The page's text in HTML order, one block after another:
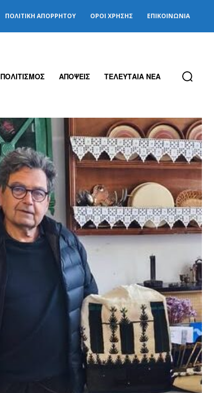
ΠΟΛΙΤΙΚΉ ΑΠΟΡΡΉΤΟΥ ΌΡΟΙ ΧΡΉΣΗΣ ΕΠΙΚΟΙΝΩΝΊΑ
ΠΟΛΙΤΙΣΜΟΣ ΑΠΟΨΕΙΣ ΤΕΛΕΥΤΑΙΑ ΝΕΑ